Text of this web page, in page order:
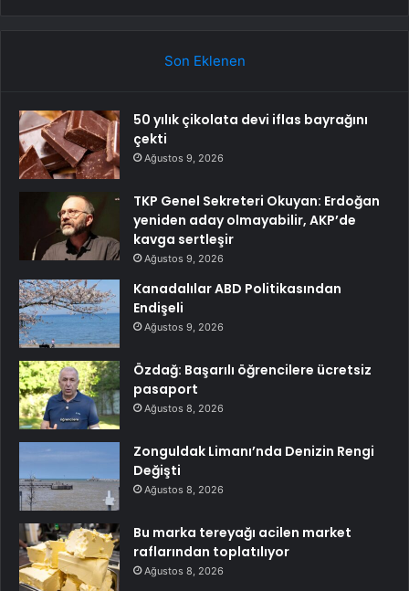
Son Eklenen
50 yılık çikolata devi iflas bayrağını
çekti
Ağustos 9, 2026
TKP Genel Sekreteri Okuyan: Erdoğan
yeniden aday olmayabilir, AKP’de
kavga sertleşir
Ağustos 9, 2026
Kanadalılar ABD Politikasından
Endişeli
Ağustos 9, 2026
Özdağ: Başarılı öğrencilere ücretsiz
pasaport
Ağustos 8, 2026
Zonguldak Limanı’nda Denizin Rengi
Değişti
Ağustos 8, 2026
Bu marka tereyağı acilen market
raflarından toplatılıyor
Ağustos 8, 2026